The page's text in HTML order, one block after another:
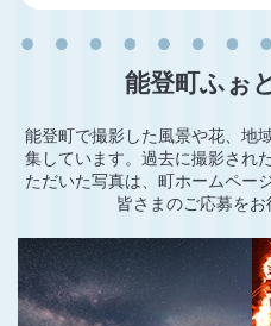
能登町ふぉ
能登町で撮影した風景や花、地
集しています。過去に撮影され
ただいた写真は、町ホームペー
皆さまのご応募をお